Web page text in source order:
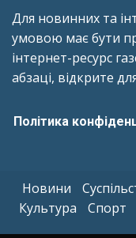
Для новинних та
умовою має бути
інтернет-ресурс
абзаці, відкрите
Політика
Новини
Культура
Спорт